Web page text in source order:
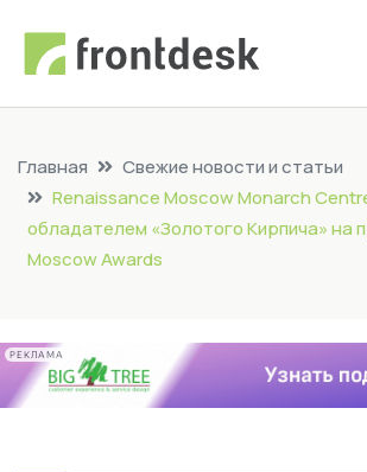
Главная
Свежие новости и статьи
Renaissance Moscow Monarch
обладателем «Золотого Кирпича» на
Moscow Awards
РЕКЛАМА